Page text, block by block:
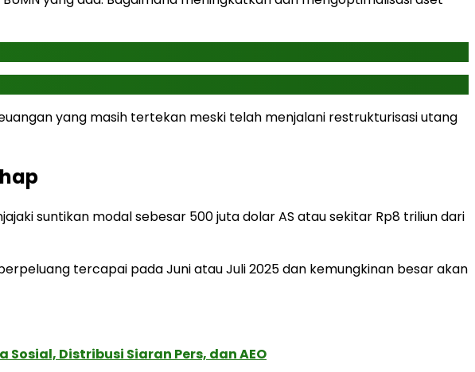
yang masih tertekan meski telah menjalani restrukturisasi utang
suntikan modal sebesar 500 juta dolar AS atau sekitar Rp8 triliun dari
tercapai pada Juni atau Juli 2025 dan kemungkinan besar akan
Distribusi Siaran Pers, dan AEO